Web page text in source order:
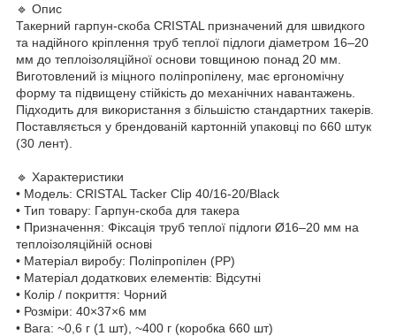
🔹 Опис
Такерний гарпун-скоба CRISTAL призначений для швидкого
та надійного кріплення труб теплої підлоги діаметром 16–20
мм до теплоізоляційної основи товщиною понад 20 мм.
Виготовлений із міцного поліпропілену, має ергономічну
форму та підвищену стійкість до механічних навантажень.
Підходить для використання з більшістю стандартних такерів.
Поставляється у брендованій картонній упаковці по 660 штук
(30 лент).
🔹 Характеристики
• Модель: CRISTAL Tacker Clip 40/16-20/Black
• Тип товару: Гарпун-скоба для такера
• Призначення: Фіксація труб теплої підлоги Ø16–20 мм на
теплоізоляційній основі
• Матеріал виробу: Поліпропілен (PP)
• Матеріал додаткових елементів: Відсутні
• Колір / покриття: Чорний
• Розміри: 40×37×6 мм
• Вага: ~0,6 г (1 шт), ~400 г (коробка 660 шт)